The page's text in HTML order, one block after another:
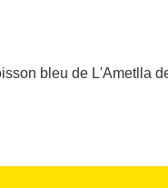
bleu de L'Ametlla